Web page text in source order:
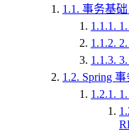
1.1. 事务基
1.1.1.
1.1.2.
1.1.3.
1.2. Spring
1.2.1.